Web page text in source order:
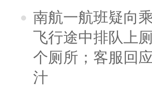
南航一航班疑向
飞行途中排队上
个厕所；客服回
汁